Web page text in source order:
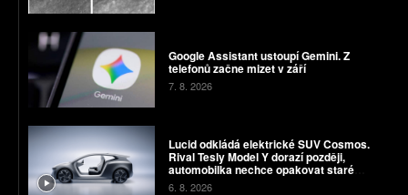
Google Assistant ustoupí Gemini. Z
telefonů začne mizet v září
7. 8. 2026
Lucid odkládá elektrické SUV Cosmos.
Rival Tesly Model Y dorazí později,
automobilka nechce opakovat staré
chyby
6. 8. 2026